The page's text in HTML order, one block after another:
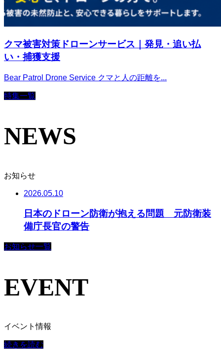
クマ被害対策ドローンサービス｜発見・追い払
い・捕獲支援
Bear Patrol Drone Service クマと人の距離を...
特集一覧
NEWS
お知らせ
2026.05.10
日本のドローン防衛が抱える問題 元防衛装
備庁長官の警告
お知らせ一覧
EVENT
イベント情報
続きを読む